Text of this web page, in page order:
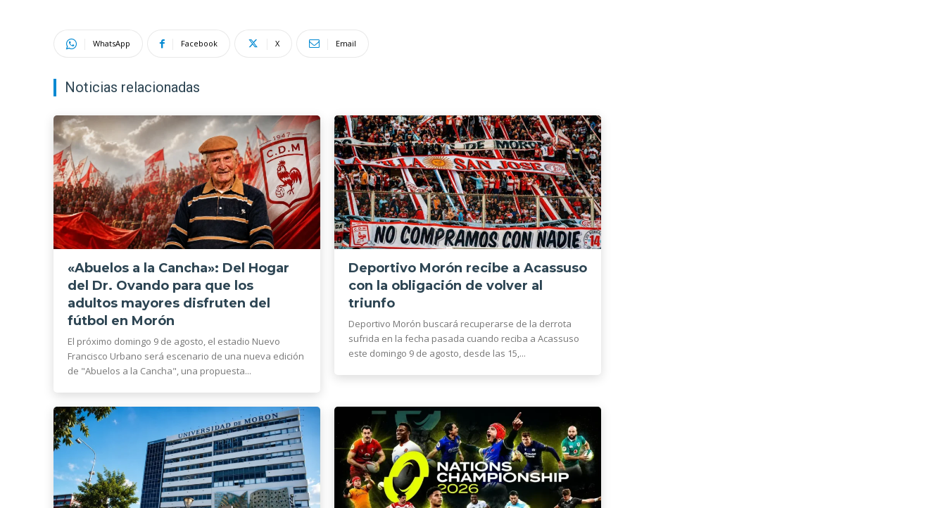
WhatsApp Facebook X Email
Noticias relacionadas
«Abuelos a la Cancha»: Del Hogar
del Dr. Ovando para que los
adultos mayores disfruten del
fútbol en Morón
El próximo domingo 9 de agosto, el estadio Nuevo
Francisco Urbano será escenario de una nueva edición
de "Abuelos a la Cancha", una propuesta...
Deportivo Morón recibe a Acassuso
con la obligación de volver al
triunfo
Deportivo Morón buscará recuperarse de la derrota
sufrida en la fecha pasada cuando reciba a Acassuso
este domingo 9 de agosto, desde las 15,...